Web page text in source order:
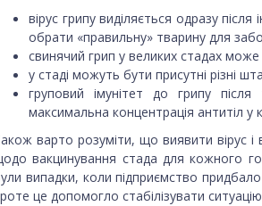
вірус грипу виділяється одразу
обрати «правильну» тварину для
свинячий грип у великих стадах
у стаді можуть бути присутні різні
груповий імунітет до грипу
максимальна концентрація антитіл
варто розуміти, що виявити вірус
вакцинування стада для кожного
випадки, коли підприємство
це допомогло стабілізувати